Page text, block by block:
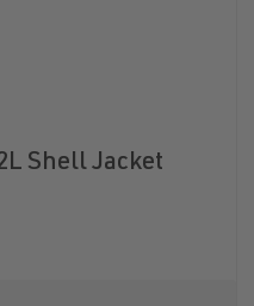
Shell Jacket